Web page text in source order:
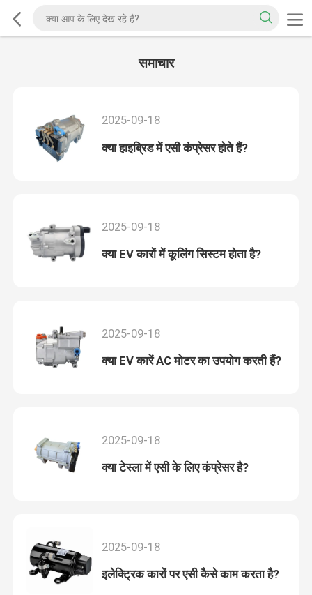
समाचार
2025-09-18
क्या हाइब्रिड में एसी कंप्रेसर होते हैं?
2025-09-18
क्या EV कारों में कूलिंग सिस्टम होता है?
2025-09-18
क्या EV कारें AC मोटर का उपयोग करती हैं?
2025-09-18
क्या टेस्ला में एसी के लिए कंप्रेसर है?
2025-09-18
इलेक्ट्रिक कारों पर एसी कैसे काम करता है?